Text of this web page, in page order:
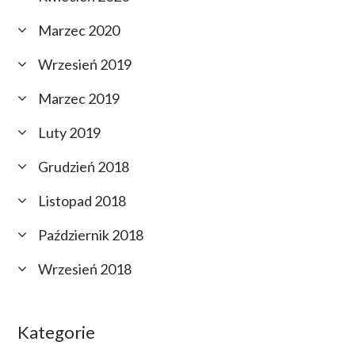
Marzec 2020
Wrzesień 2019
Marzec 2019
Luty 2019
Grudzień 2018
Listopad 2018
Październik 2018
Wrzesień 2018
Kategorie